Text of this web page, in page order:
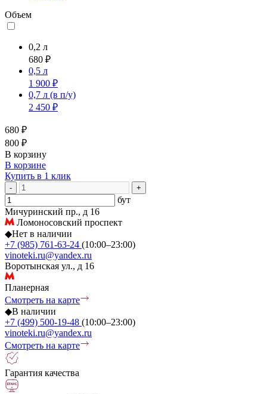
Объем
0,2 л
680 ₽
0,5 л
1 900 ₽
0,7 л (в п/у)
2 450 ₽
680 ₽
800 ₽
В корзину
В корзине
Купить в 1 клик
- +
бут
Мичуринский пр., д 16
Ломоносовский проспект
◆Нет в наличии
+7 (985) 761-63-24 (10:00–23:00)
vinoteki.ru@yandex.ru
Воротынская ул., д 16
Планерная
Смотреть на карте
◆В наличии
+7 (499) 500-19-48 (10:00–23:00)
vinoteki.ru@yandex.ru
Смотреть на карте
Гарантия качества